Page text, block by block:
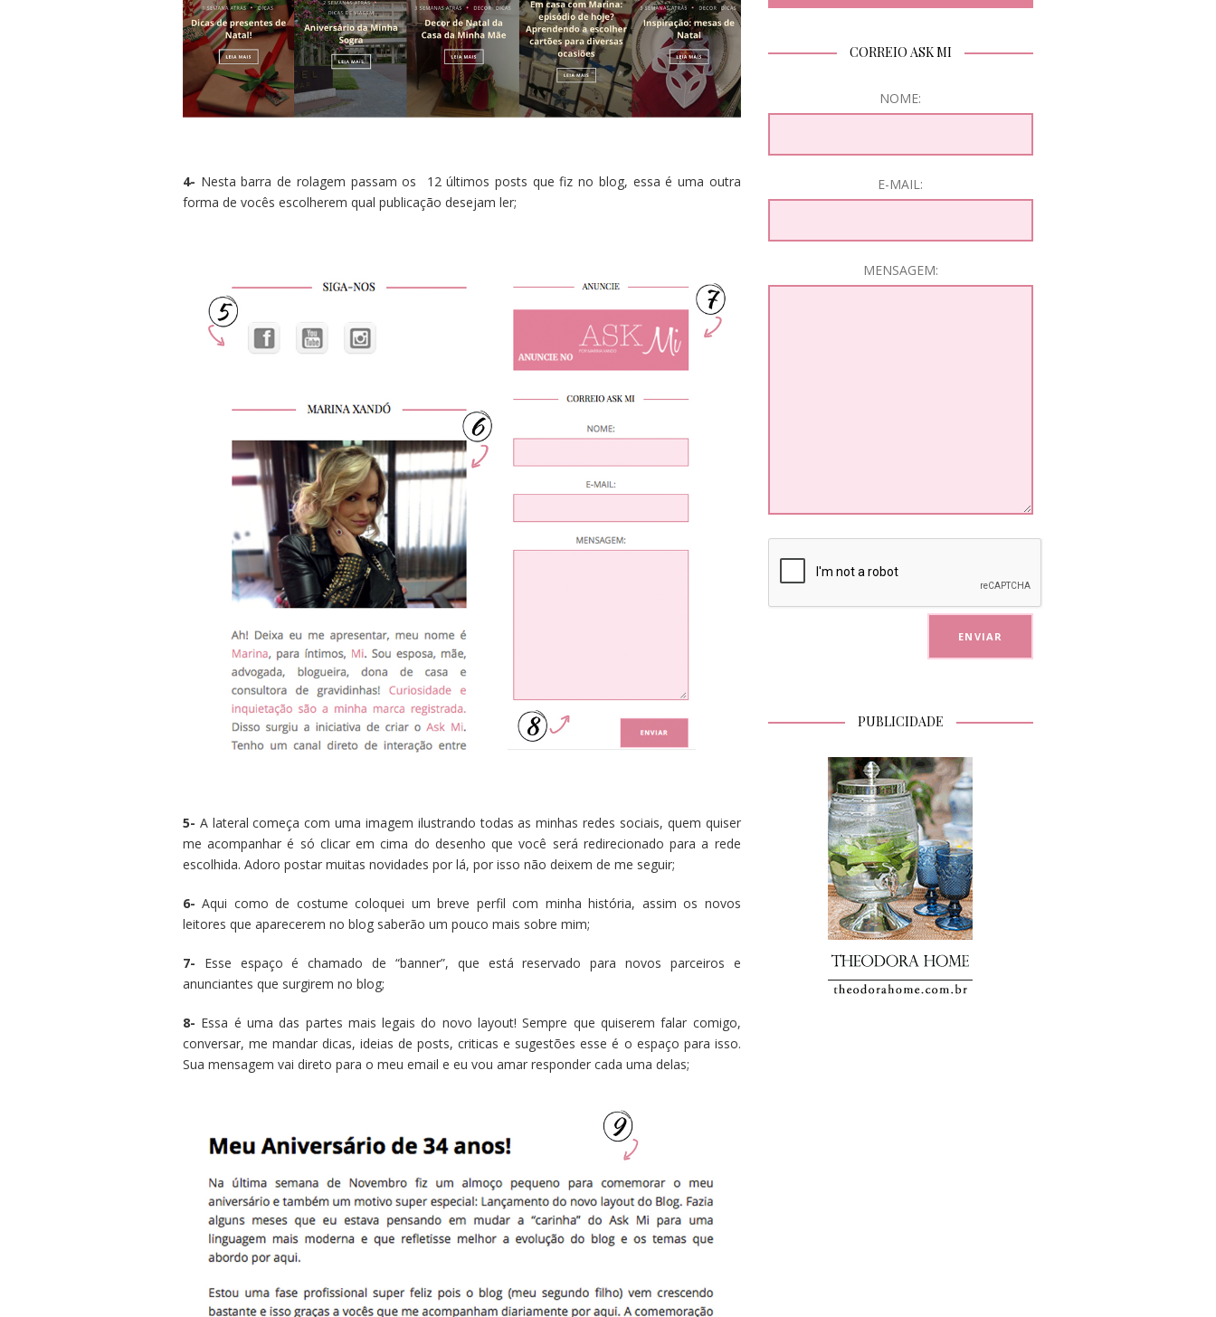
4- Nesta barra de rolagem passam os 12 últimos posts que fiz no blog, essa é uma outra
forma de vocês escolherem qual publicação desejam ler;
5- A lateral começa com uma imagem ilustrando todas as minhas redes sociais, quem quiser
me acompanhar é só clicar em cima do desenho que você será redirecionado para a rede
escolhida. Adoro postar muitas novidades por lá, por isso não deixem de me seguir;
6- Aqui como de costume coloquei um breve perfil com minha história, assim os novos
leitores que aparecerem no blog saberão um pouco mais sobre mim;
7- Esse espaço é chamado de “banner”, que está reservado para novos parceiros e
anunciantes que surgirem no blog;
8- Essa é uma das partes mais legais do novo layout! Sempre que quiserem falar comigo,
conversar, me mandar dicas, ideias de posts, criticas e sugestões esse é o espaço para isso.
Sua mensagem vai direto para o meu email e eu vou amar responder cada uma delas;
CORREIO ASK MI
NOME:
E-MAIL:
MENSAGEM:
PUBLICIDADE